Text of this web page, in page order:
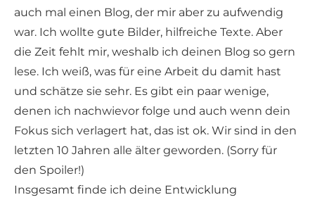
auch mal einen Blog, der mir aber zu aufwendig
war. Ich wollte gute Bilder, hilfreiche Texte. Aber
die Zeit fehlt mir, weshalb ich deinen Blog so gern
lese. Ich weiß, was für eine Arbeit du damit hast
und schätze sie sehr. Es gibt ein paar wenige,
denen ich nachwievor folge und auch wenn dein
Fokus sich verlagert hat, das ist ok. Wir sind in den
letzten 10 Jahren alle älter geworden. (Sorry für
den Spoiler!)
Insgesamt finde ich deine Entwicklung